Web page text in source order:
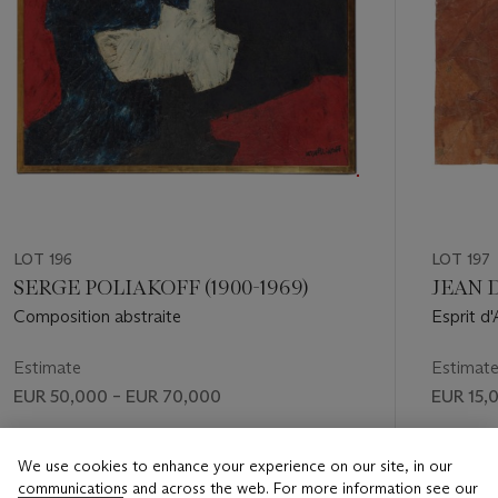
LOT 196
SERGE POLIAKOFF (1900-1969)
Composition abstraite
Estimate
EUR 50,000 – EUR 70,000
EUR 150,000
LOT 197
JEAN
Esprit
Estimate
EUR
EUR
We use cookies to enhance your experience on our site, in our
communications and across the web. For more information see our